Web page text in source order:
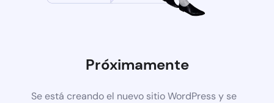
Próximamente
Se está creando el nuevo sitio WordPress y se